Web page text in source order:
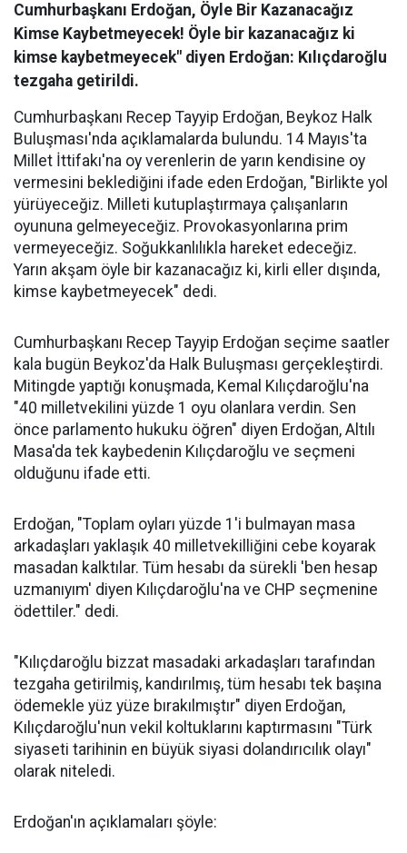
Cumhurbaşkanı Erdoğan, Öyle Bir Kazanacağız
Kimse Kaybetmeyecek! Öyle bir kazanacağız ki
kimse kaybetmeyecek" diyen Erdoğan: Kılıçdaroğlu
tezgaha getirildi.
Cumhurbaşkanı Recep Tayyip Erdoğan, Beykoz Halk
Buluşması'nda açıklamalarda bulundu. 14 Mayıs'ta
Millet İttifakı'na oy verenlerin de yarın kendisine oy
vermesini beklediğini ifade eden Erdoğan, "Birlikte yol
yürüyeceğiz. Milleti kutuplaştırmaya çalışanların
oyununa gelmeyeceğiz. Provokasyonlarına prim
vermeyeceğiz. Soğukkanlılıkla hareket edeceğiz.
Yarın akşam öyle bir kazanacağız ki, kirli eller dışında,
kimse kaybetmeyecek" dedi.
Cumhurbaşkanı Recep Tayyip Erdoğan seçime saatler
kala bugün Beykoz'da Halk Buluşması gerçekleştirdi.
Mitingde yaptığı konuşmada, Kemal Kılıçdaroğlu'na
"40 milletvekilini yüzde 1 oyu olanlara verdin. Sen
önce parlamento hukuku öğren" diyen Erdoğan, Altılı
Masa'da tek kaybedenin Kılıçdaroğlu ve seçmeni
olduğunu ifade etti.
Erdoğan, "Toplam oyları yüzde 1'i bulmayan masa
arkadaşları yaklaşık 40 milletvekilliğini cebe koyarak
masadan kalktılar. Tüm hesabı da sürekli 'ben hesap
uzmanıyım' diyen Kılıçdaroğlu'na ve CHP seçmenine
ödettiler." dedi.
"Kılıçdaroğlu bizzat masadaki arkadaşları tarafından
tezgaha getirilmiş, kandırılmış, tüm hesabı tek başına
ödemekle yüz yüze bırakılmıştır" diyen Erdoğan,
Kılıçdaroğlu'nun vekil koltuklarını kaptırmasını "Türk
siyaseti tarihinin en büyük siyasi dolandırıcılık olayı"
olarak niteledi.
Erdoğan'ın açıklamaları şöyle: